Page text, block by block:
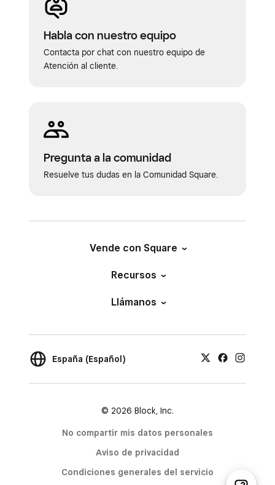
Habla con nuestro equipo
Contacta por chat con nuestro equipo de
Atención al cliente.
Pregunta a la comunidad
Resuelve tus dudas en la Comunidad Square.
Vende con Square
Recursos
Llámanos
España (Español)
© 2026 Block, Inc.
No compartir mis datos personales
Aviso de privacidad
Condiciones generales del servicio